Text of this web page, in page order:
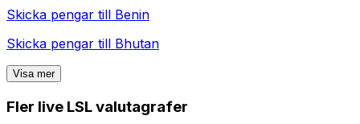
Skicka pengar till Benin
Skicka pengar till Bhutan
Visa mer
Fler live LSL valutagrafer